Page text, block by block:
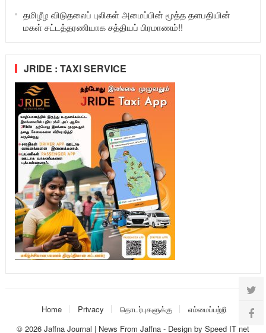
தமிழீழ விடுதலைப் புலிகள் அமைப்பின் மூத்த தளபதியின்
மகள் சட்டத்தரணியாக சத்தியப் பிரமாணம்!!
JRIDE : TAXI SERVICE
Home Privacy தொடர்புகளுக்கு
எம்மைப்பற்றி
© 2026 Jaffna Journal | News From Jaffna- Design by Speed IT net